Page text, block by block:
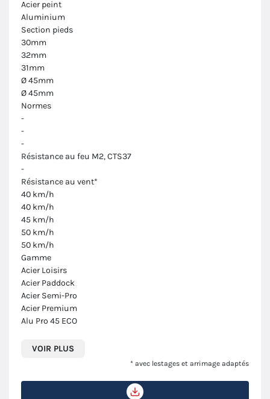
Acier peint
Aluminium
Section pieds
30mm
32mm
31mm
Ø 45mm
Ø 45mm
Normes
-
-
-
Résistance au feu M2, CTS37
-
Résistance au vent*
40 km/h
40 km/h
45 km/h
50 km/h
50 km/h
Gamme
Acier Loisirs
Acier Paddock
Acier Semi-Pro
Acier Premium
Alu Pro 45 ECO
VOIR PLUS
* avec lestages et arrimage adaptés